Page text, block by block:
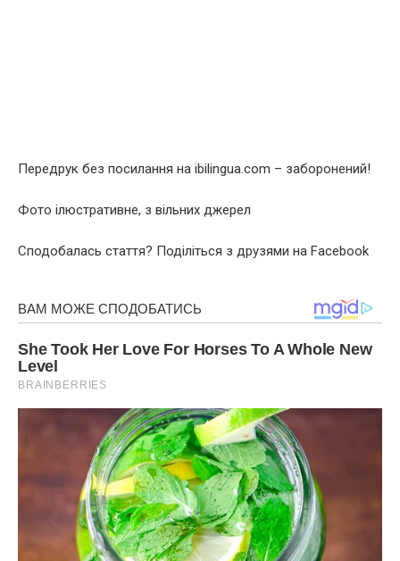
Передрук без посилання на ibilingua.com – заборонений!
Фото ілюстративне, з вільних джерел
Сподобалась стаття? Поділіться з друзями на Facebook